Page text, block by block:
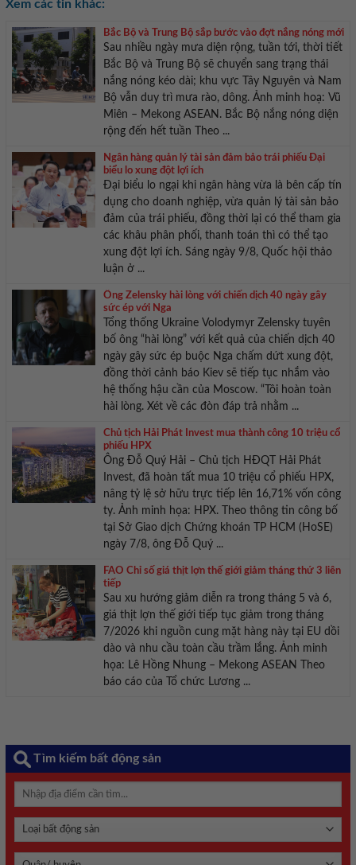
Xem các tin khác:
Bắc Bộ và Trung Bộ sắp bước vào đợt nắng nóng mới
Sau nhiều ngày mưa diện rộng, tuần tới, thời tiết
Bắc Bộ và Trung Bộ sẽ chuyển sang trạng thái
nắng nóng kéo dài; khu vực Tây Nguyên và Nam
Bộ vẫn duy trì mưa rào, dông. Ảnh minh hoạ: Vũ
Miên – Mekong ASEAN. Bắc Bộ nắng nóng diện
rộng đến hết tuần Theo ...
Ngân hàng quản lý tài sản đảm bảo trái phiếu Đại
biểu lo xung đột lợi ích
Đại biểu lo ngại khi ngân hàng vừa là bên cấp tín
dụng cho doanh nghiệp, vừa quản lý tài sản bảo
đảm của trái phiếu, đồng thời lại có thể tham gia
các khâu phân phối, thanh toán thì có thể tạo
xung đột lợi ích. Sáng ngày 9/8, Quốc hội thảo
luận ở ...
Ông Zelensky hài lòng với chiến dịch 40 ngày gây
sức ép với Nga
Tổng thống Ukraine Volodymyr Zelensky tuyên
bố ông “hài lòng” với kết quả của chiến dịch 40
ngày gây sức ép buộc Nga chấm dứt xung đột,
đồng thời cảnh báo Kiev sẽ tiếp tục nhắm vào
hệ thống hậu cần của Moscow. “Tôi hoàn toàn
hài lòng. Xét về các đòn đáp trả nhằm ...
Chủ tịch Hải Phát Invest mua thành công 10 triệu cổ
phiếu HPX
Ông Đỗ Quý Hải – Chủ tịch HĐQT Hải Phát
Invest, đã hoàn tất mua 10 triệu cổ phiếu HPX,
nâng tỷ lệ sở hữu trực tiếp lên 16,71% vốn công
ty. Ảnh minh họa: HPX. Theo thông tin công bố
tại Sở Giao dịch Chứng khoán TP HCM (HoSE)
ngày 7/8, ông Đỗ Quý ...
FAO Chỉ số giá thịt lợn thế giới giảm tháng thứ 3 liên
tiếp
Sau xu hướng giảm diễn ra trong tháng 5 và 6,
giá thịt lợn thế giới tiếp tục giảm trong tháng
7/2026 khi nguồn cung mặt hàng này tại EU dồi
dào và nhu cầu toàn cầu trầm lắng. Ảnh minh
họa: Lê Hồng Nhung – Mekong ASEAN Theo
báo cáo của Tổ chức Lương ...
Tìm kiếm bất động sản